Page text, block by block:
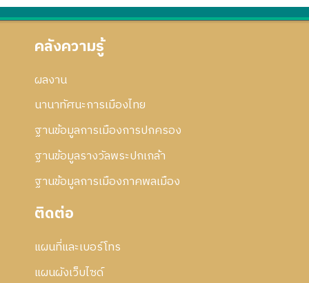
คลังความรู้
ผลงาน
นานาทัศนะการเมืองไทย
ฐานข้อมูลการเมืองการปกครอง
ฐานข้อมูลรางวัลพระปกเกล้า
ฐานข้อมูลการเมืองภาคพลเมือง
ติดต่อ
แผนที่และเบอร์โทร
แผนผังเว็บไซด์